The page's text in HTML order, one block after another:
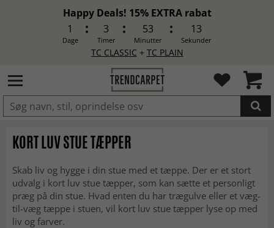
Happy Deals! 15% EXTRA rabat
1
Dage
3
Timer
53
Minutter
11
Sekunder
TC CLASSIC + TC PLAIN
LAGT I INDKØBSKURVEN.
KORT LUV STUE TÆPPER
Skab liv og hygge i din stue med et tæppe. Der er et stort
udvalg i kort luv stue tæpper, som kan sætte et personligt
præg på din stue. Hvad enten du har trægulve eller et væg-
til-væg tæppe i stuen, vil kort luv stue tæpper lyse op med
liv og farver.